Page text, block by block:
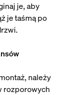
je, aby
je taśmą po
należy
rozporowych